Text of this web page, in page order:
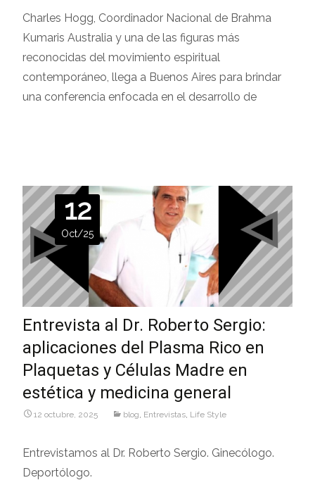
Charles Hogg, Coordinador Nacional de Brahma
Kumaris Australia y una de las figuras más
reconocidas del movimiento espiritual
contemporáneo, llega a Buenos Aires para brindar
una conferencia enfocada en el desarrollo de
12
Oct/25
Entrevista al Dr. Roberto Sergio:
aplicaciones del Plasma Rico en
Plaquetas y Células Madre en
estética y medicina general
12 octubre, 2025 blog, Entrevistas, Life Style
Entrevistamos al Dr. Roberto Sergio. Ginecólogo.
Deportólogo.